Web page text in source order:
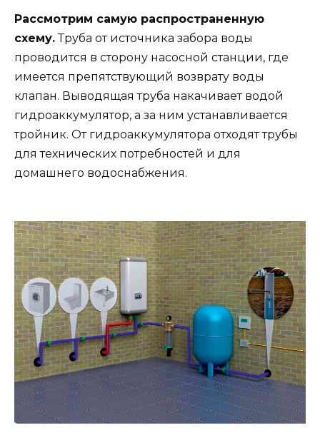
Рассмотрим самую распространенную
схему.Труба от источника забора воды
проводится в сторону насосной станции, где
имеется препятствующий возврату воды
клапан. Выводящая труба накачивает водой
гидроаккумулятор, а за ним устанавливается
тройник. От гидроаккумулятора отходят трубы
для технических потребностей и для
домашнего водоснабжения.